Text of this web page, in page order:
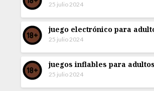
25 julio 2024
juego electrónico para
25 julio 2024
juegos inflables para adultos
25 julio 2024